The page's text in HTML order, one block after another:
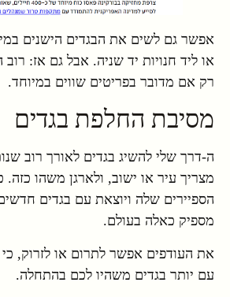
אפשר גם לשים את הבגדים הישנים
או ליד חנויות יד שניה. אבל גם אז: רוב
רק אם מדובר בפריטים שווים במיוחד.
מסיבת החלפת בגדים
ה-דרך שלי להשיג בגדים לאורך רוב
מצריך עיר או ישוב, ולארגן משהו
הספיירים שלה ויוצאת עם בגדים
מספיק כאלה בעולם.
את העודפים אפשר לתרום או לזרוק,
עם יותר בגדים משהיו לכם בהתחלה.